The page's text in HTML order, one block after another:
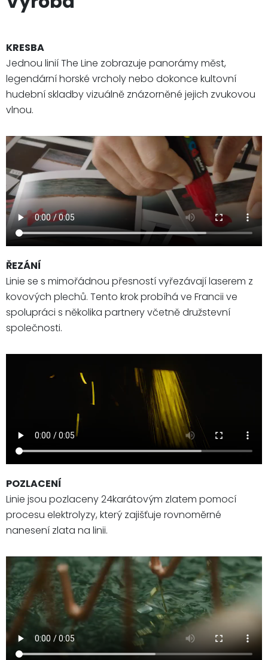
KRESBA
Jednou linií The Line zobrazuje panorámy měst,
legendární horské vrcholy nebo dokonce kultovní
hudební skladby vizuálně znázorněné jejich zvukovou
vlnou.
ŘEZÁNÍ
Linie se s mimořádnou přesností vyřezávají laserem z
kovových plechů. Tento krok probíhá ve Francii ve
spolupráci s několika partnery včetně družstevní
společnosti.
POZLACENÍ
Linie jsou pozlaceny 24karátovým zlatem pomocí
procesu elektrolyzy, který zajišťuje rovnoměrné
nanesení zlata na linii.